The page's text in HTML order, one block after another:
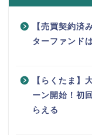
【売買契約済
ターファンド
【らくたま】
ーン開始！初
らえる